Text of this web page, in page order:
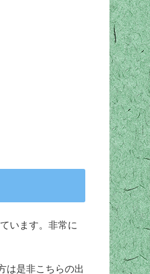
います。非常に
は是非こちらの出